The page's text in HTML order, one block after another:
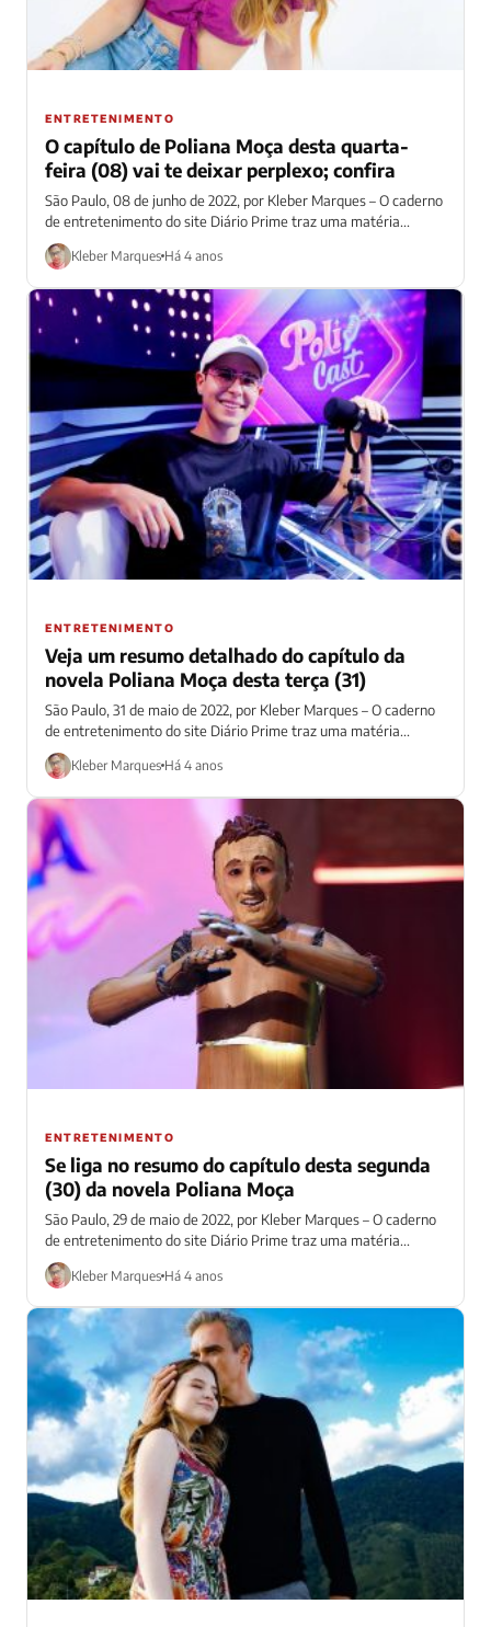
ENTRETENIMENTO
O capítulo de Poliana Moça desta quarta-
feira (08) vai te deixar perplexo; confira
São Paulo, 08 de junho de 2022, por Kleber Marques – O caderno
de entretenimento do site Diário Prime traz uma matéria...
Kleber Marques Há 4 anos
ENTRETENIMENTO
Veja um resumo detalhado do capítulo da
novela Poliana Moça desta terça (31)
São Paulo, 31 de maio de 2022, por Kleber Marques – O caderno
de entretenimento do site Diário Prime traz uma matéria...
Kleber Marques Há 4 anos
ENTRETENIMENTO
Se liga no resumo do capítulo desta segunda
(30) da novela Poliana Moça
São Paulo, 29 de maio de 2022, por Kleber Marques – O caderno
de entretenimento do site Diário Prime traz uma matéria...
Kleber Marques Há 4 anos